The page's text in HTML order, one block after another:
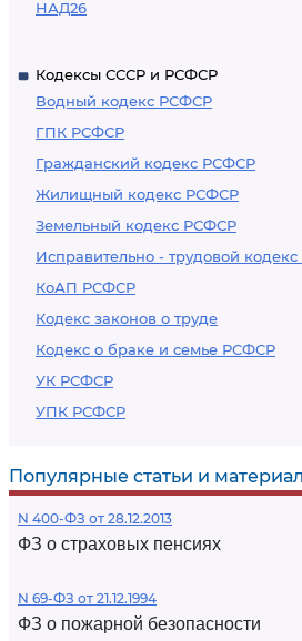
НАД26
Кодексы СССР и РСФСР
Водный кодекс РСФСР
ГПК РСФСР
Гражданский кодекс РСФСР
Жилищный кодекс РСФСР
Земельный кодекс РСФСР
Исправительно - трудовой
КоАП РСФСР
Кодекс законов о труде
Кодекс о браке и семье РСФСР
УК РСФСР
УПК РСФСР
Популярные статьи и
N 400-ФЗ от 28.12.2013
ФЗ о страховых пенсиях
N 69-ФЗ от 21.12.1994
ФЗ о пожарной безопасности